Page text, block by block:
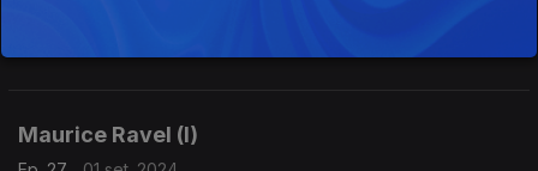
Maurice Ravel (I)